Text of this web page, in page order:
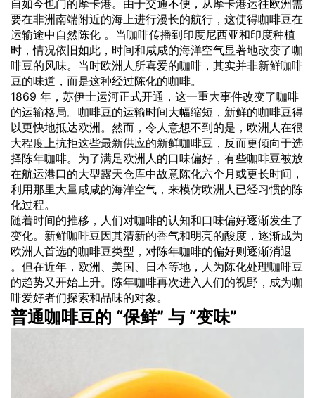
自如今也门的摩卡港。由于交通不便，从摩卡港运往欧洲需
要在非洲南端附近的海上进行漫长的航行，这使得咖啡豆在
运输途中自然陈化 。当咖啡传播到印度尼西亚和印度种植
时，情况依旧如此，时间和咸咸的海洋空气显著地改变了咖
啡豆的风味。当时欧洲人所喜爱的咖啡，其实并非新鲜咖啡
豆的味道，而是这种经过陈化的咖啡。
1869 年，苏伊士运河正式开通，这一重大事件改变了咖啡
的运输格局。咖啡豆的运输时间大幅缩短，新鲜的咖啡豆得
以更快地抵达欧洲。然而，令人意想不到的是，欧洲人在很
大程度上抗拒这些最新供应的新鲜咖啡豆，反而更倾向于选
择陈年咖啡。为了满足欧洲人的口味偏好，有些咖啡豆被放
在航运港口的大型露天仓库中故意陈化六个月或更长时间，
利用那里大量咸咸的海洋空气，来模仿欧洲人已经习惯的陈
化过程。
随着时间的推移，人们对咖啡的认知和口味偏好逐渐发生了
变化。新鲜咖啡豆因其清新的香气和明亮的酸度，逐渐成为
欧洲人首选的咖啡豆类型，对陈年咖啡的偏好则逐渐消退
。但在近年，欧洲、美国、日本等地，人为陈化处理咖啡豆
的趋势又开始上升。陈年咖啡再次进入人们的视野，成为咖
啡爱好者们探索和品味的对象。
普通咖啡豆的 “保鲜” 与 “变味”